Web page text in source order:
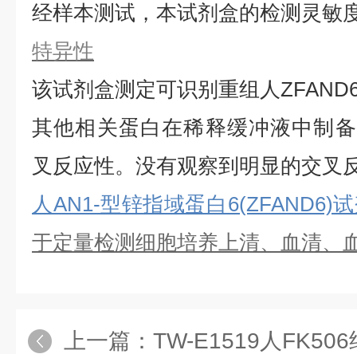
经样本测试，本试剂盒的检测灵敏
特异性
该试剂盒测定可识别重组 人
其他相关蛋白在稀释缓冲液中制
叉反应性。没有观察到明显的交叉
人AN1-型锌指域蛋白6(ZFAND6)
于定量检测细胞培养上清、血清、
上一篇： TW-E1519人FK506结合蛋